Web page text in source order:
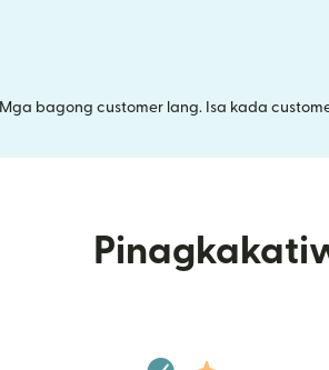
Mga bagong customer lang. Isa kada